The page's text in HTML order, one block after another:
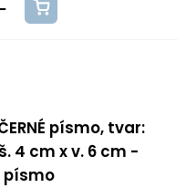
písmo, tvar:
4 cm x v. 6 cm -